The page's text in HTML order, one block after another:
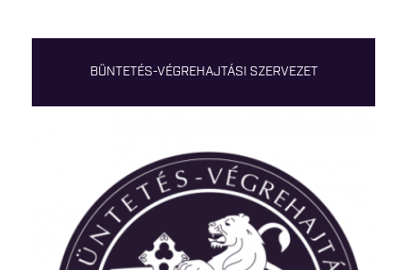
BÜNTETÉS-VÉGREHAJTÁSI SZERVEZET